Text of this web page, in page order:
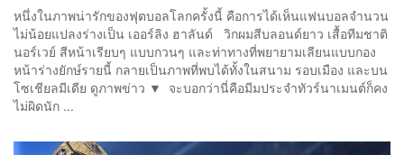
หนึ่งในภาพน่ารักของฟุตบอลโลกครั้งนี้ คือการได้เห็นแฟนบอลจำนวน
ไม่น้อยแปลงร่างเป็น เออร์ลิง ฮาลันด์ วิกผมสีบลอนด์ยาว เสื้อทีมชาติ
นอร์เวย์ สีหน้าเรียบๆ แบบกวนๆ และท่าทางที่พยายามเลียนแบบกอง
หน้าร่างยักษ์รายนี้ กลายเป็นภาพที่พบได้ทั้งในสนาม รอบเมือง และบน
โซเชียลมีเดีย ดูภาพข่าว ▼ จะบอกว่านี่คือมีมประจำทัวร์นาเมนต์ก็คง
ไม่ผิดนัก ...